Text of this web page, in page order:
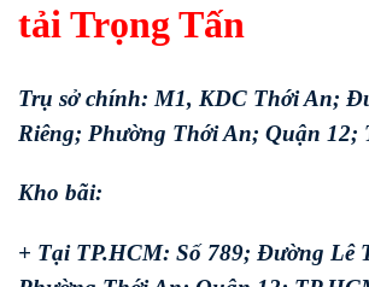
tải Trọng Tấn
Trụ sở chính: M1, KDC Thới An;
Riêng; Phường Thới An; Quận 12;
Kho bãi:
+ Tại TP.HCM: Số 789; Đường Lê